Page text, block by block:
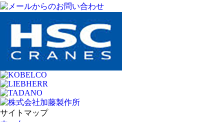
サイトマップ